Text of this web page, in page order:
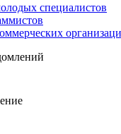
специалистов